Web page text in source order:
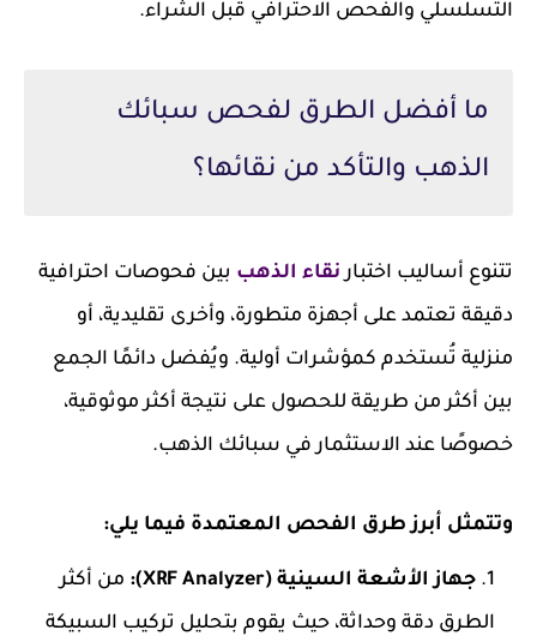
التسلسلي والفحص الاحترافي قبل الشراء.
ما أفضل الطرق لفحص سبائك
الذهب والتأكد من نقائها؟
تتنوع أساليب اختبارنقاء الذهب بين فحوصات احترافية
دقيقة تعتمد على أجهزة متطورة، وأخرى تقليدية، أو
منزلية تُستخدم كمؤشرات أولية. ويُفضل دائمًا الجمع
بين أكثر من طريقة للحصول على نتيجة أكثر موثوقية،
خصوصًا عند الاستثمار في سبائك الذهب.
وتتمثل أبرز طرق الفحص المعتمدة فيما يلي:
جهاز الأشعة السينية (XRF Analyzer):
من أكثر
الطرق دقة وحداثة، حيث يقوم بتحليل تركيب السبيكة